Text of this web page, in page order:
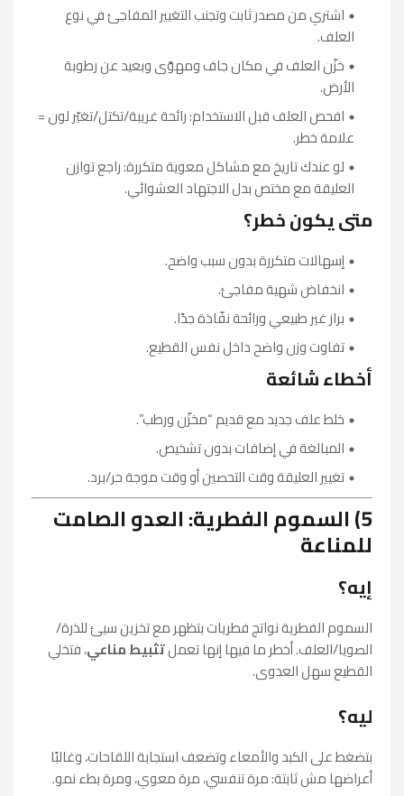
اشتري من مصدر ثابت وتجنب التغيير المفاجئ في نوع
العلف.
خزّن العلف في مكان جاف ومهوّى وبعيد عن رطوبة
الأرض.
افحص العلف قبل الاستخدام: رائحة غريبة/تكتل/تغيّر لون =
علامة خطر.
لو عندك تاريخ مع مشاكل معوية متكررة: راجع توازن
العليقة مع مختص بدل الاجتهاد العشوائي.
متى يكون خطر؟
إسهالات متكررة بدون سبب واضح.
انخفاض شهية مفاجئ.
براز غير طبيعي ورائحة نفّاذة جدًا.
تفاوت وزن واضح داخل نفس القطيع.
أخطاء شائعة
خلط علف جديد مع قديم “مخزّن ورطب”.
المبالغة في إضافات بدون تشخيص.
تغيير العليقة وقت التحصين أو وقت موجة حر/برد.
5) السموم الفطرية: العدو الصامت
للمناعة
إيه؟
السموم الفطرية نواتج فطريات بتظهر مع تخزين سيئ للذرة/
الصويا/العلف. أخطر ما فيها إنها تعملتثبيط مناعي، فتخلي
القطيع سهل العدوى.
ليه؟
بتضغط على الكبد والأمعاء وتضعف استجابة اللقاحات، وغالبًا
أعراضها مش ثابتة: مرة تنفسي، مرة معوي، ومرة بطء نمو.